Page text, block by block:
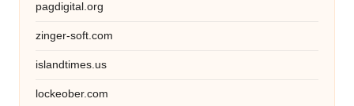
pagdigital.org
zinger-soft.com
islandtimes.us
lockeober.com